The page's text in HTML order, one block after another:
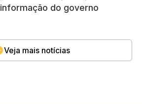
informação do governo
Veja mais notícias